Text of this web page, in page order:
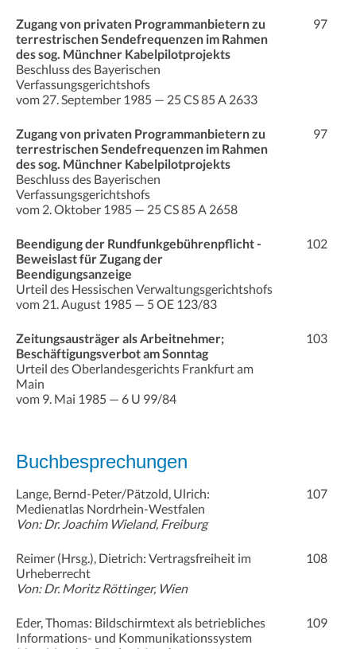
Zugang von privaten Programmanbietern zu
terrestrischen Sendefrequenzen im Rahmen
des sog. Münchner Kabelpilotprojekts
Beschluss des Bayerischen
Verfassungsgerichtshofs
vom 27. September 1985 — 25 CS 85 A 2633
97
Zugang von privaten Programmanbietern zu
terrestrischen Sendefrequenzen im Rahmen
des sog. Münchner Kabelpilotprojekts
Beschluss des Bayerischen
Verfassungsgerichtshofs
vom 2. Oktober 1985 — 25 CS 85 A 2658
97
Beendigung der Rundfunkgebührenpflicht -
Beweislast für Zugang der
Beendigungsanzeige
Urteil des Hessischen Verwaltungsgerichtshofs
vom 21. August 1985 — 5 OE 123/83
102
Zeitungsausträger als Arbeitnehmer;
Beschäftigungsverbot am Sonntag
Urteil des Oberlandesgerichts Frankfurt am
Main
vom 9. Mai 1985 — 6 U 99/84
103
Buchbesprechungen
Lange, Bernd-Peter/Pätzold, Ulrich:
Medienatlas Nordrhein-Westfalen
Von: Dr. Joachim Wieland, Freiburg
107
Reimer (Hrsg.), Dietrich: Vertragsfreiheit im
Urheberrecht
Von: Dr. Moritz Röttinger, Wien
108
Eder, Thomas: Bildschirmtext als betriebliches
Informations- und Kommunikationssystem
109